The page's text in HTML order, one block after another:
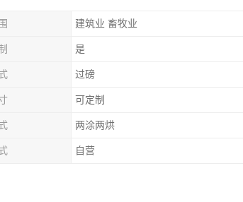
建筑业 畜牧业
是
过磅
可定制
两涂两烘
自营